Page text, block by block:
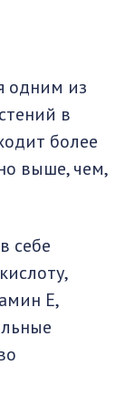
одним из
в
более
выше, чем,
себе
Е,